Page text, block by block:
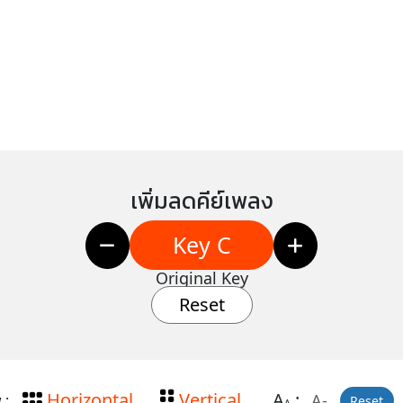
เพิ่มลดคีย์เพลง
Key C
Original Key
Reset